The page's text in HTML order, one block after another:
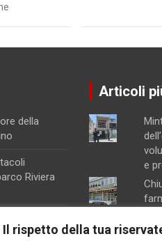
Il rispetto della tua
della
Riviera
raffineria
particolari
Articoli
e